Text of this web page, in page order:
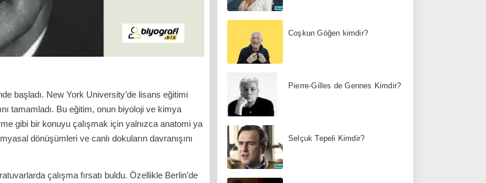
başladı. New York University’de lisans eğitimi
tamamladı. Bu eğitim, onun biyoloji ve kimya
gibi bir konuyu çalışmak için yalnızca anatomi ya
dönüşümleri ve canlı dokuların davranışını
çalışma fırsatı buldu. Özellikle Berlin’de
Coşkun Göğen kimdir?
Pierre-Gilles de Gennes Kimdir?
Selçuk Tepeli Kimdir?